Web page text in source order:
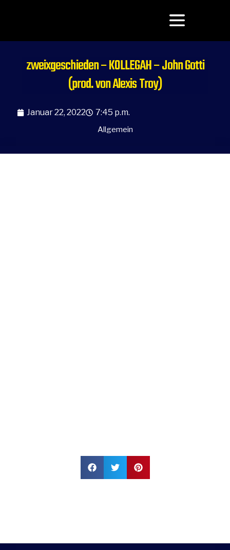
zweixgeschieden – KOLLEGAH – John Gotti
(prod. von Alexis Troy)
Januar 22, 2022 7:45 p.m.
Allgemein